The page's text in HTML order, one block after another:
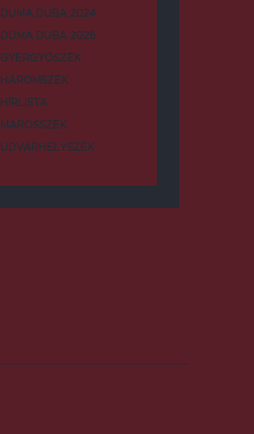
DUMA DUBA 2024
DUMA DUBA 2026
GYERGYÓSZÉK
HÁROMSZÉK
HÍRLISTA
MAROSSZÉK
UDVARHELYSZÉK